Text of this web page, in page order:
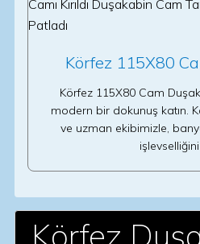
Körfez 115X80
Körfez 115X80 Cam
modern bir dokunuş katın.
ve uzman ekibimizle,
Körfez